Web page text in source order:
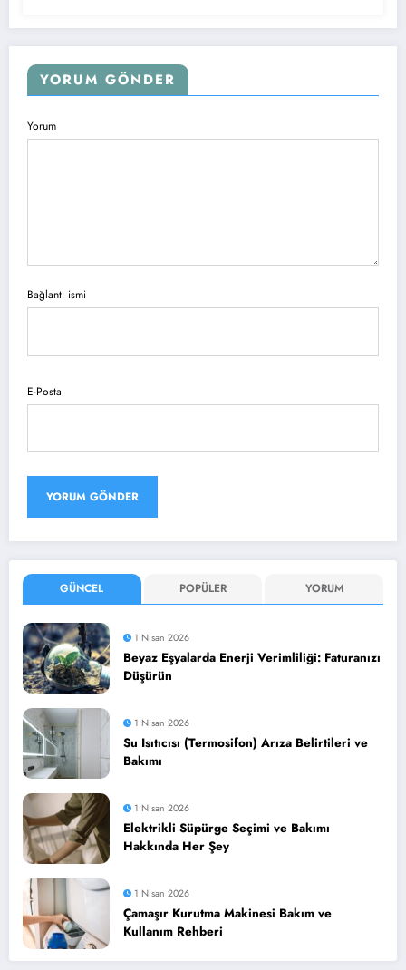
YORUM GÖNDER
Yorum
Bağlantı ismi
E-Posta
GÜNCEL POPÜLER YORUM
1 Nisan 2026
Beyaz Eşyalarda Enerji Verimliliği: Faturanızı
Düşürün
1 Nisan 2026
Su Isıtıcısı (Termosifon) Arıza Belirtileri ve
Bakımı
1 Nisan 2026
Elektrikli Süpürge Seçimi ve Bakımı
Hakkında Her Şey
1 Nisan 2026
Çamaşır Kurutma Makinesi Bakım ve
Kullanım Rehberi